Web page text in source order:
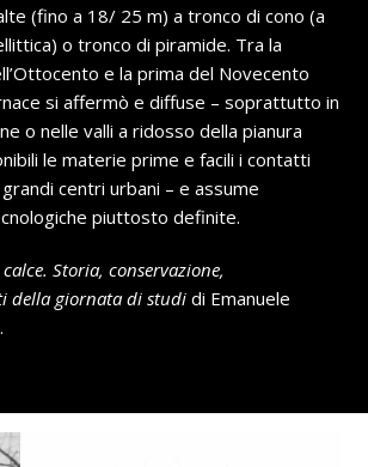
(fino a 18/ 25 m) a tronco di cono (a
o tronco di piramide. Tra la
e la prima del Novecento
si affermò e diffuse – soprattutto in
o nelle valli a ridosso della pianura
le materie prime e facili i contatti
centri urbani – e assume
piuttosto definite.
Storia, conservazione,
della giornata di studi di Emanuele